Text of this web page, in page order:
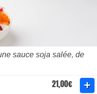
sauce soja salée, de
21,00€